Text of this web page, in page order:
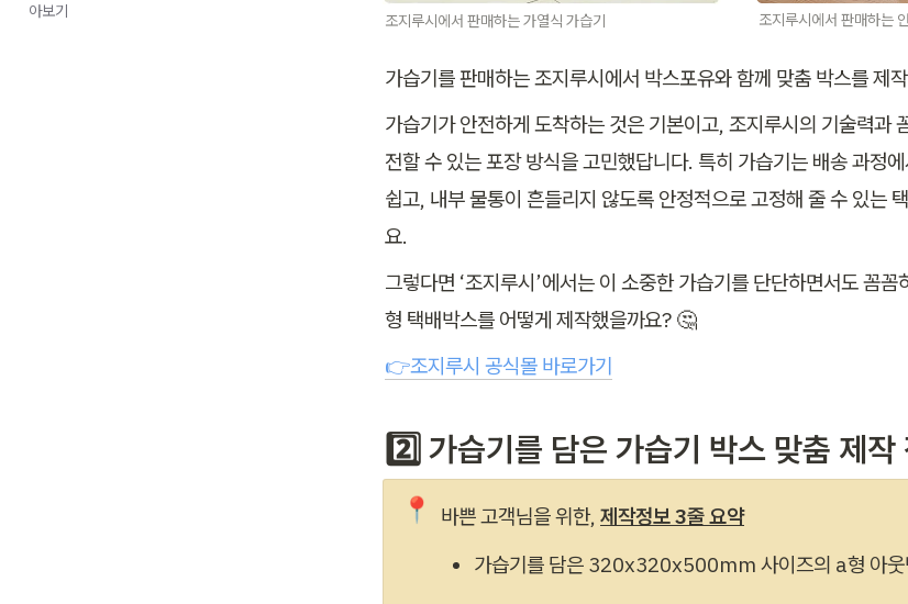
조지루시에서 판매하는 가열식 가습기 조지루시에서 판매하는
가습기를 판매하는 조지루시에서 박스포유와 함께 맞춤 박스를 제
가습기가 안전하게 도착하는 것은 기본이고, 조지루시의 기술력과
전할 수 있는 포장 방식을 고민했답니다. 특히 가습기는 배송 과정
쉽고, 내부 물통이 흔들리지 않도록 안정적으로 고정해 줄 수 있는
요.
그렇다면 ‘조지루시’에서는 이 소중한 가습기를 단단하면서도 꼼
형 택배박스를 어떻게 제작했을까요? 🤔
👉조지루시 공식몰 바로가기
2️⃣ 가습기를 담은 가습기 박스 맞춤 제작
📍 바쁜 고객님을 위한, 제작정보 3줄 요약
가습기를 담은 320x320x500mm 사이즈의 a형 아
아보기